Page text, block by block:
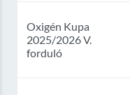
Oxigén Kupa
2025/2026 V.
forduló